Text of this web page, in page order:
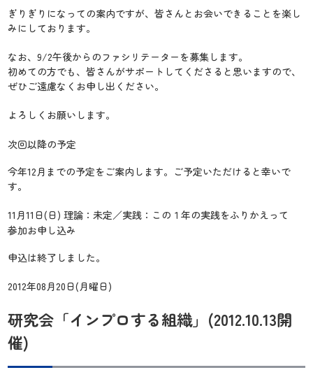
ぎりぎりになっての案内ですが、皆さんとお会いできることを楽し
みにしております。
なお、9/2午後からのファシリテーターを募集します。
初めての方でも、皆さんがサポートしてくださると思いますので、
ぜひご遠慮なくお申し出ください。
よろしくお願いします。
次回以降の予定
今年12月までの予定をご案内します。ご予定いただけると幸いで
す。
11月11日(日) 理論：未定／実践：この１年の実践をふりかえって
参加お申し込み
申込は終了しました。
2012年08月20日(月曜日)
研究会「インプロする組織」(2012.10.13開
催)